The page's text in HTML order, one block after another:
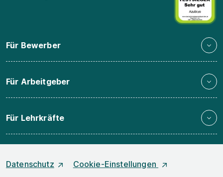
Für Bewerber
Für Arbeitgeber
Für Lehrkräfte
Datenschutz
Cookie-Einstellungen